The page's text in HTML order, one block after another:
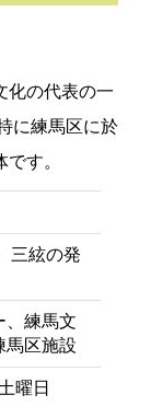
化の代表の一
す。
三絃の発
、練馬文
馬区施設
曜日